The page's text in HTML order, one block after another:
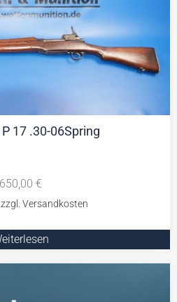
17 .30-06Spring
650,00 €